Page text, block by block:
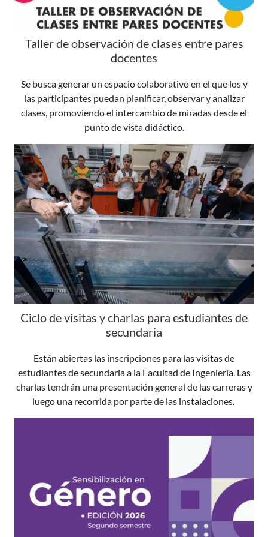
Taller de observación de clases entre pares
docentes
Se busca generar un espacio colaborativo en el que los y
las participantes puedan planificar, observar y analizar
clases, promoviendo el intercambio de miradas desde el
punto de vista didáctico.
Ciclo de visitas y charlas para estudiantes de
secundaria
Están abiertas las inscripciones para las visitas de
estudiantes de secundaria a la Facultad de Ingeniería. Las
charlas tendrán una presentación general de las carreras y
luego una recorrida por parte de las instalaciones.